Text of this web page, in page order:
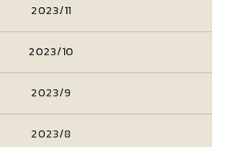
2023/11
2023/10
2023/9
2023/8